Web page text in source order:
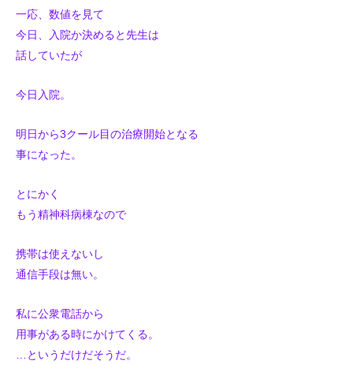
一応、数値を見て
今日、入院か決めると先生は
話していたが
今日入院。
明日から3クール目の治療開始となる
事になった。
とにかく
もう精神科病棟なので
携帯は使えないし
通信手段は無い。
私に公衆電話から
用事がある時にかけてくる。
…というだけだそうだ。